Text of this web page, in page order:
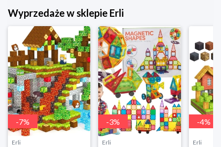
Wyprzedaże w sklepie Erli
-7%
Erli
-3%
Erli
-4%
Erli